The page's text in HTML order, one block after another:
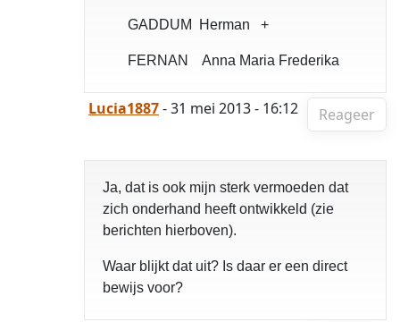
GADDUM Herman +
FERNAN Anna Maria Frederika
Reageer
Lucia1887- 31 mei 2013 - 16:12
Ja, dat is ook mijn sterk vermoeden dat
zich onderhand heeft ontwikkeld (zie
berichten hierboven).
Waar blijkt dat uit? Is daar er een direct
bewijs voor?